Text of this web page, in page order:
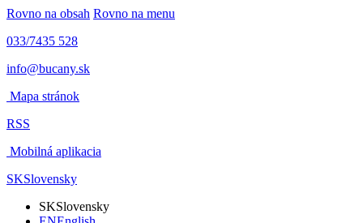
Rovno na obsah Rovno na menu
033/7435 528
info@bucany.sk
Mapa stránok
RSS
Mobilná aplikacia
SKSlovensky
SKSlovensky